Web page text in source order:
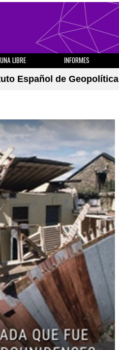
LIBRE INFORMES
Español de Geopolítica